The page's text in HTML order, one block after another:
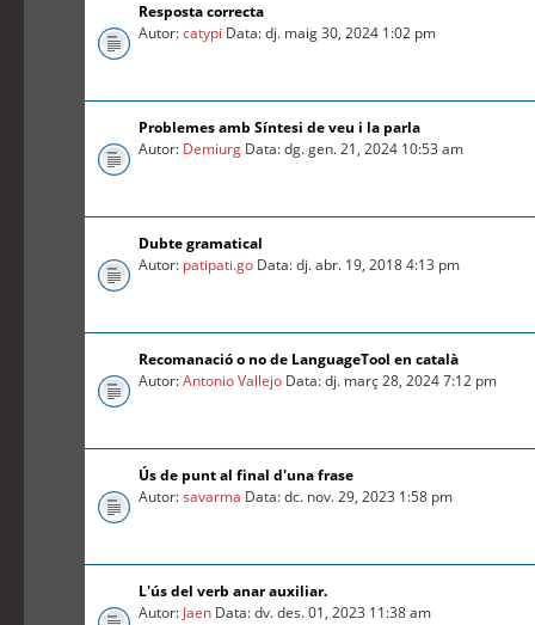
Resposta correcta
Autor:catypi Data: dj. maig 30, 2024 1:02 pm
Problemes amb Síntesi de veu i la parla
Autor: Demiurg Data: dg. gen. 21, 2024 10:53 am
Dubte gramatical
Autor: patipati.go Data: dj. abr. 19, 2018 4:13 pm
Recomanació o no de LanguageTool en català
Autor:Antonio Vallejo Data: dj. març 28, 2024 7:12 pm
Ús de punt al final d'una frase
Autor:savarma Data: dc. nov. 29, 2023 1:58 pm
L'ús del verb anar auxiliar.
Autor: Jaen Data: dv. des. 01, 2023 11:38 am